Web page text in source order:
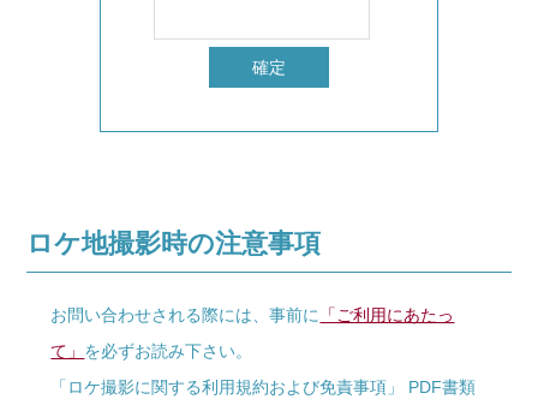
ロケ地撮影時の注意事項
お問い合わせされる際には、事前に 「ご利用にあたっ
て」 を必ずお読み下さい。
「ロケ撮影に関する利用規約および免責事項」 PDF書類